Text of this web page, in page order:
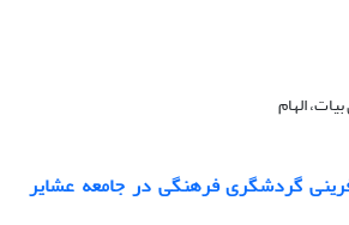
الهام
گردشگری فرهنگی در جامعه عشایر